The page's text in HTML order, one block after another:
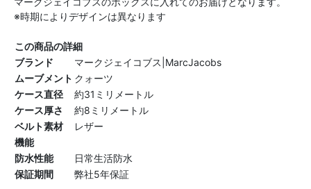
※時期によりデザインは異なります
この商品の詳細
ブランド
マークジェイコブス|MarcJacobs
ムーブメント クォーツ
ケース直径
約31ミリメートル
ケース厚さ
約8ミリメートル
ベルト素材
レザー
機能
防水性能
日常生活防水
保証期間
弊社5年保証